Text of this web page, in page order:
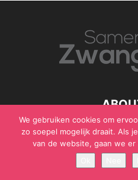
We gebruiken cookies om
zo soepel mogelijk draait. Als
van de website, gaan we